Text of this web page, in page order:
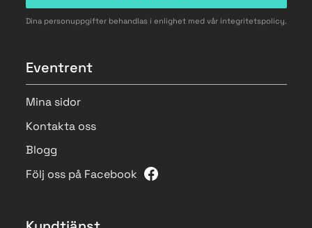
Dina personuppgifter behandlas i enlighet med vår integritetspolicy.
Eventrent
Mina sidor
Kontakta oss
Blogg
Följ oss på Facebook